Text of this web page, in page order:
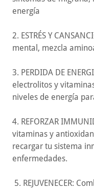
energía
2. ESTRÉS Y
mental, mezcla
3. PERDIDA DE
electrolitos y
niveles de energía
4. REFORZAR
vitaminas y
recargar tu sistema
enfermedades.
5. REJUVENECER: